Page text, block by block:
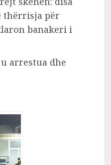
thërrisja për
banakeri i
arrestua dhe